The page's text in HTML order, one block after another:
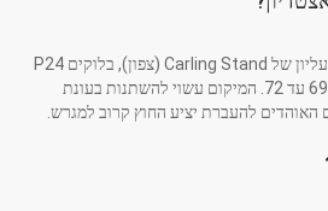
אזור האורחים ממוקם ביציע העליון של Carling Stand (צפון), בלוקים P24
עד P38 – כניסה דרך שערים 69 עד 72. המיקום עשוי להשתנות בעונת